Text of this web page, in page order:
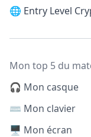
🌐 Entry Level
Mon top 5 du
🎧 Mon casque
⌨️ Mon clavier
🖥️ Mon écran